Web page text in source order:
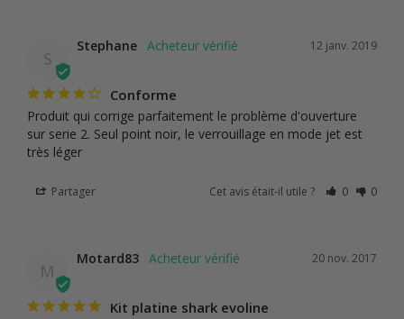
S
12 janv. 2019
Stephane
Conforme
Produit qui corrige parfaitement le problème d'ouverture
sur serie 2. Seul point noir, le verrouillage en mode jet est
très léger
Partager Cet avis était-il utile ? 0 0
M
20 nov. 2017
Motard83
Kit platine shark evoline